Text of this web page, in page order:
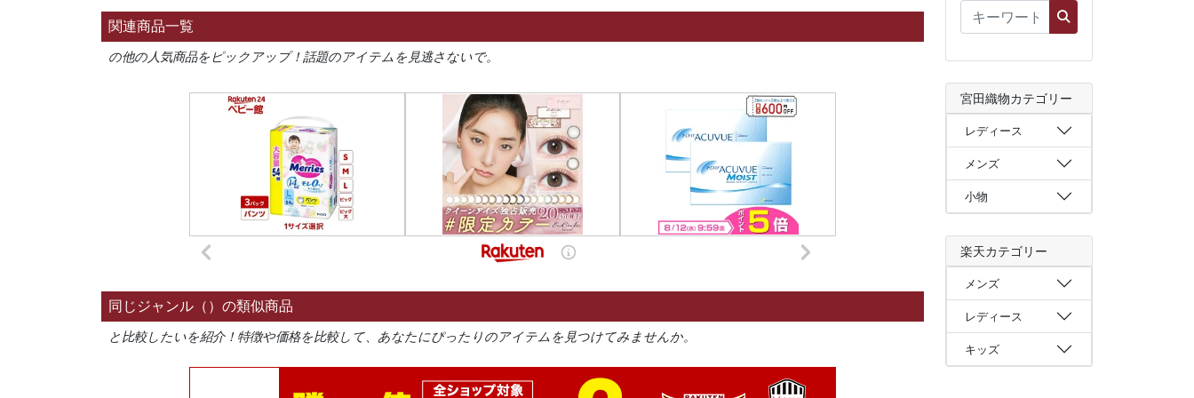
関連商品一覧
の他の人気商品をピックアップ！話題のアイテムを見逃さないで。
同じジャンル（）の類似商品
と比較したいを紹介！特徴や価格を比較して、あなたにぴったりのアイテムを見つけてみませんか。
宮田織物カテゴリー
レディース
メンズ
小物
楽天カテゴリー
メンズ
レディース
キッズ